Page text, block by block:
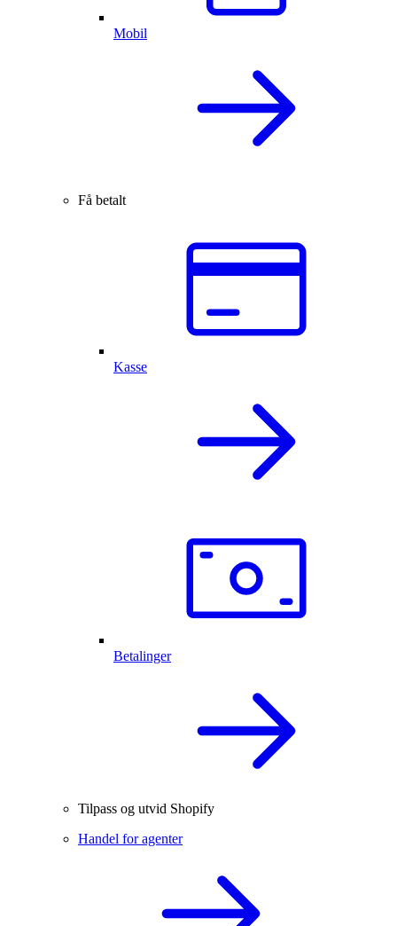
Mobil
Få betalt
Kasse
Betalinger
Tilpass og utvid Shopify
Handel for agenter